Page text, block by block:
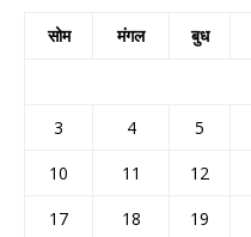
सोम मंगल बुध
3
4 5
10
11 12
17
18 19